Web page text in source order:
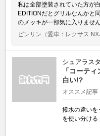
私は全部塗装されていた方が
EDITIONだとグリルなんかと
のメッキが一部気に入りませ
ピンリン （愛車：レクサス
シュアラス
「コーテ
白い!?
オススメ記事
撥水の違いを
を使い分ける